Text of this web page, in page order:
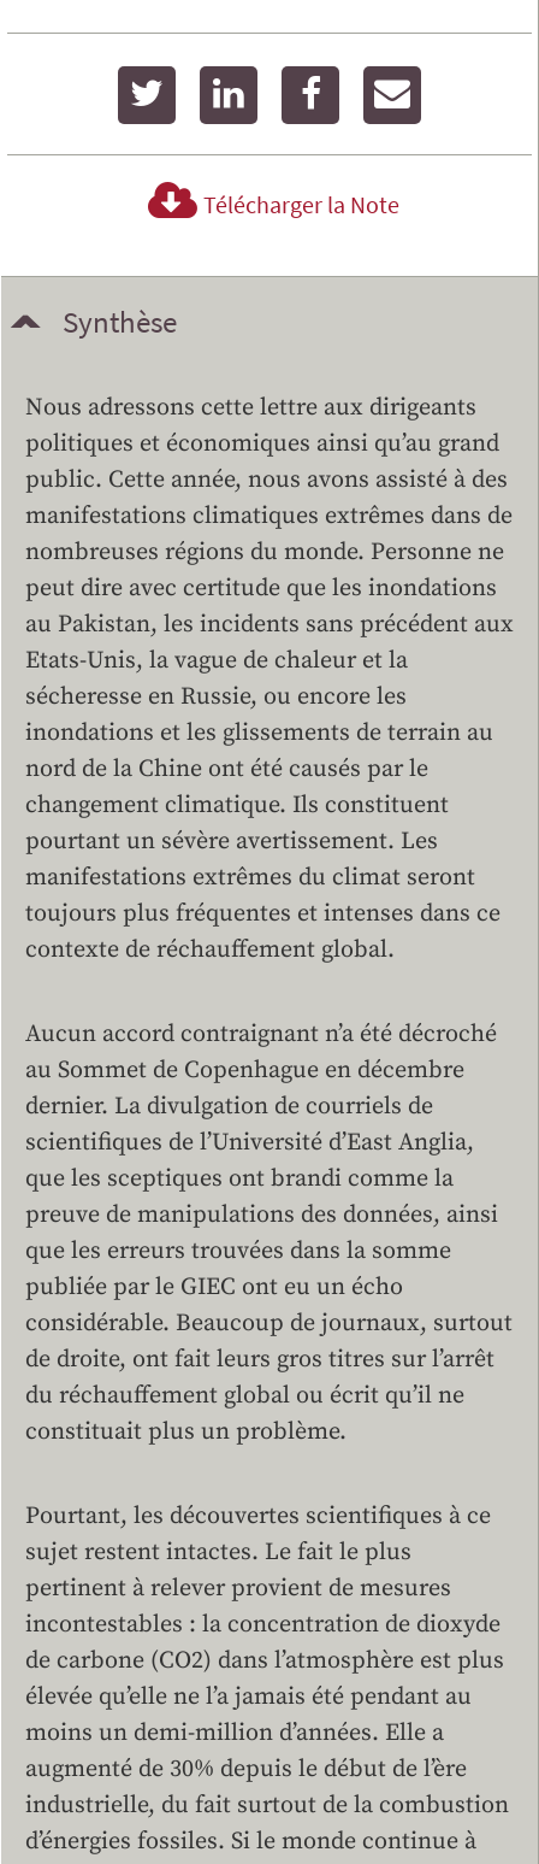
twitter linkedin facebook
Télécharger la Note
Synthèse
Nous adressons cette lettre aux dirigeants
politiques et économiques ainsi qu’au grand
public. Cette année, nous avons assisté à des
manifestations climatiques extrêmes dans de
nombreuses régions du monde. Personne ne
peut dire avec certitude que les inondations
au Pakistan, les incidents sans précédent aux
Etats-Unis, la vague de chaleur et la
sécheresse en Russie, ou encore les
inondations et les glissements de terrain au
nord de la Chine ont été causés par le
changement climatique. Ils constituent
pourtant un sévère avertissement. Les
manifestations extrêmes du climat seront
toujours plus fréquentes et intenses dans ce
contexte de réchauffement global.
Aucun accord contraignant n’a été décroché
au Sommet de Copenhague en décembre
dernier. La divulgation de courriels de
scientifiques de l’Université d’East Anglia,
que les sceptiques ont brandi comme la
preuve de manipulations des données, ainsi
que les erreurs trouvées dans la somme
publiée par le GIEC ont eu un écho
considérable. Beaucoup de journaux, surtout
de droite, ont fait leurs gros titres sur l’arrêt
du réchauffement global ou écrit qu’il ne
constituait plus un problème.
Pourtant, les découvertes scientifiques à ce
sujet restent intactes. Le fait le plus
pertinent à relever provient de mesures
incontestables : la concentration de dioxyde
de carbone (CO2) dans l’atmosphère est plus
élevée qu’elle ne l’a jamais été pendant au
moins un demi-million d’années. Elle a
augmenté de 30% depuis le début de l’ère
industrielle, du fait surtout de la combustion
d’énergies fossiles. Si le monde continue à